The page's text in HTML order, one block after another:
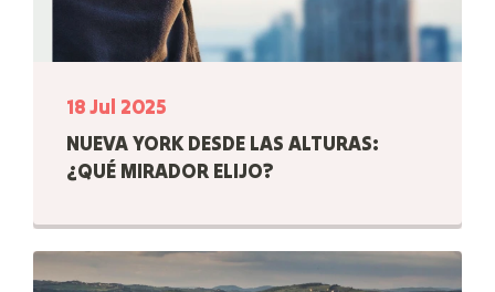
18 Jul 2025
NUEVA YORK DESDE LAS ALTURAS:
¿QUÉ MIRADOR ELIJO?